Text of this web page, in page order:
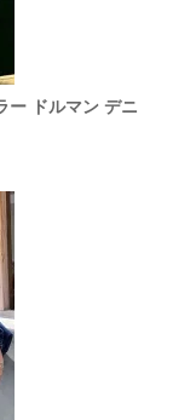
ー ドルマン デニ